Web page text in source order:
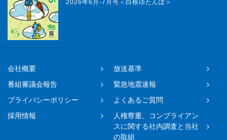
2026年6月-7月号＜白根ゆたんぽ＞
会社概要
放送基準
番組審議会報告
緊急地震速報
プライバシーポリシー
よくあるご質問
採用情報
人権尊重、コンプライアン
スに関する社内調査と当社
の取組